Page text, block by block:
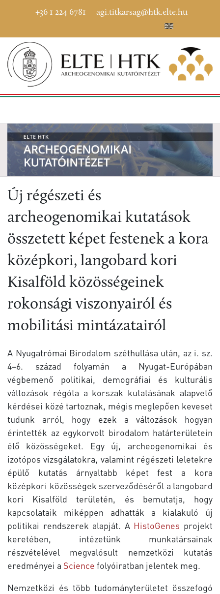
+36 1 224 6781 agi.titkarsag@htk.elte.hu
Új régészeti és
archeogenomikai kutatások
összetett képet festenek a kora
középkori, langobard kori
Kisalföld közösségeinek
rokonsági viszonyairól és
mobilitási mintázatairól
A Nyugatrómai Birodalom széthullása után, az i. sz.
4–6. század folyamán a Nyugat-Európában
végbemenő politikai, demográfiai és kulturális
változások régóta a korszak kutatásának alapvető
kérdései közé tartoznak, mégis meglepően keveset
tudunk arról, hogy ezek a változások hogyan
érintették az egykorvolt birodalom határterületein
élő közösségeket. Egy új, archeogenomikai és
izotópos vizsgálatokra, valamint régészeti leletekre
épülő kutatás árnyaltabb képet fest a kora
középkori közösségek szerveződéséről a langobard
kori Kisalföld területén, és bemutatja, hogy
kapcsolataik miképpen adhatták a kialakuló új
politikai rendszerek alapját. A HistoGenes projekt
keretében, intézetünk munkatársainak
részvételével megvalósult nemzetközi kutatás
eredményei a Science folyóiratban jelentek meg.
Nemzetközi és több tudományterületet összefogó